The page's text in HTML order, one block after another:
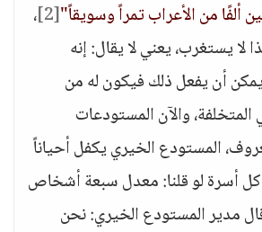
ألفًا من الأعراب تمراً وسويقاً"[2] ،
لا يستغرب، يعني لا يقال: إنه
يمكن أن يفعل ذلك فيكون له من
المتخلفة، والآن المستودعات
المستودع الخيري يكفل أحياناً
أسرة لو قلنا: معدل سبعة أشخاص
مدير المستودع الخيري: نحن